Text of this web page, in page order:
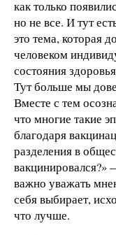
как только
но не все. И тут
это тема, которая
человеком
состояния
Тут больше мы
Вместе с тем
что многие такие
благодаря
разделения в
важно уважать
себя выбирает,
что лучше.